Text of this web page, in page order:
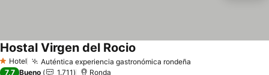
1 Estrellas
Hotel Auténtica experiencia gastronómica rondeña
Hostal Virgen del Rocio
7,7 Bueno 1.711 Ronda